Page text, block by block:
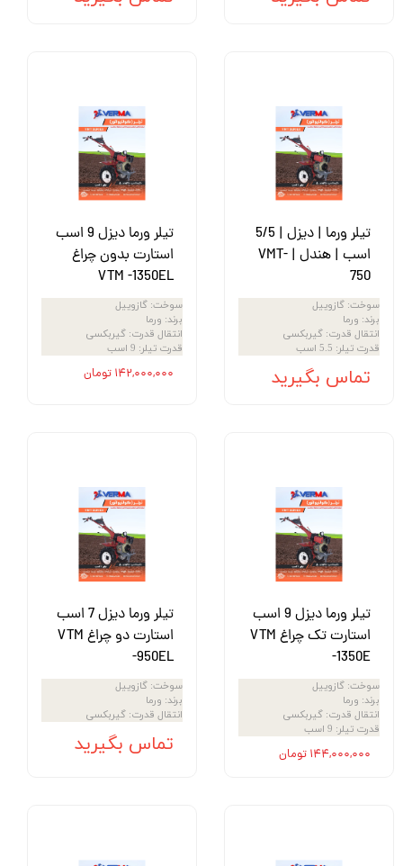
تیلر ورما | دیزل | 5/5
اسب | هندل | VMT-
750
سوخت: گازوییل
برند: ورما
انتقال قدرت: گیربکسی
قدرت تیلر: 5.5 اسب
تماس بگیرید
تیلر ورما دیزل 9 اسب
استارت بدون چراغ
VTM -1350EL
سوخت: گازوییل
برند: ورما
انتقال قدرت: گیربکسی
قدرت تیلر: 9 اسب
۱۴۲,۰۰۰,۰۰۰ تومان
تیلر ورما دیزل 9 اسب
استارت تک چراغ VTM
-1350E
سوخت: گازوییل
برند: ورما
انتقال قدرت: گیربکسی
قدرت تیلر: 9 اسب
۱۴۴,۰۰۰,۰۰۰ تومان
تیلر ورما دیزل 7 اسب
استارت دو چراغ VTM
-950EL
سوخت: گازوییل
برند: ورما
انتقال قدرت: گیربکسی
تماس بگیرید